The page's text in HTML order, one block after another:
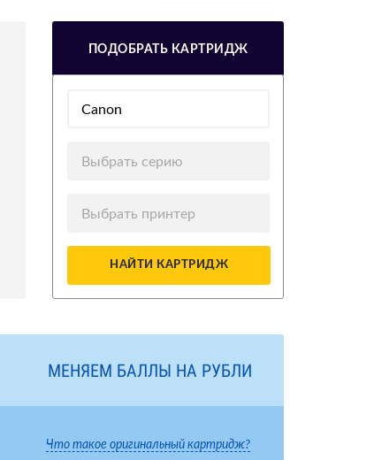
ПОДОБРАТЬ КАРТРИДЖ
Canon
Выбрать серию
Выбрать принтер
НАЙТИ КАРТРИДЖ
МЕНЯЕМ БАЛЛЫ НА РУБЛИ
Что такое оригинальный картридж?